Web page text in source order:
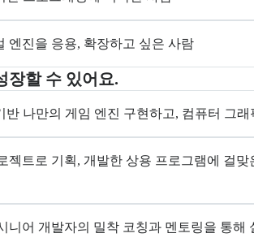
엔진을 응용, 확장하고 싶은 사람
장할 수 있어요.
에서 성취할 수 있는 목표를 항목으로 안내
반 나만의 게임 엔진 구현하고, 컴퓨터 그
젝트로 기획, 개발한 상용 프로그램에 걸
니어 개발자의 밀착 코칭과 멘토링을 통